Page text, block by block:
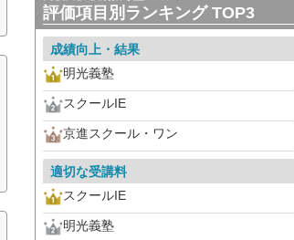
評価項目別ランキング TOP3
成績向上・結果
明光義塾
スクールIE
京進スクール・ワン
適切な受講料
スクールIE
明光義塾